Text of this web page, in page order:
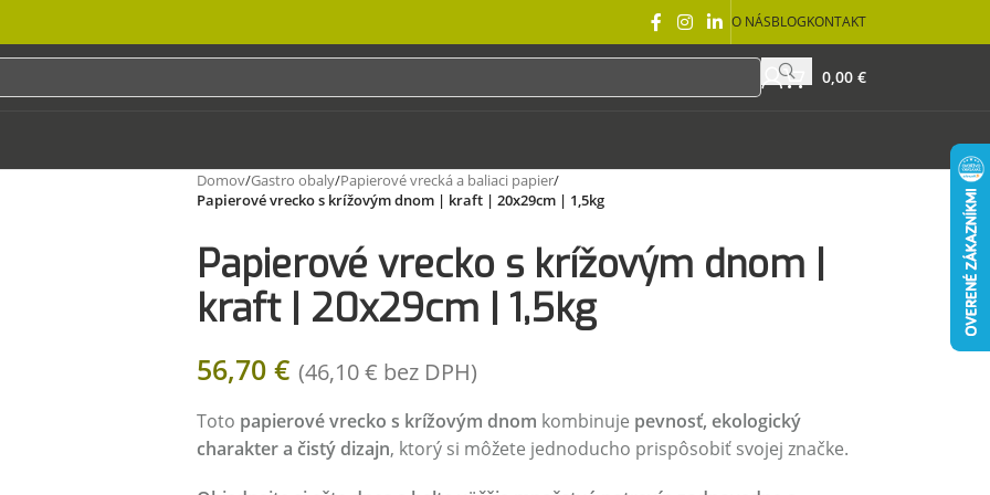
O NÁSBLOGKONTAKT
0,00 €
Domov/Gastro obaly/Papierové vrecká a baliaci papier/
Papierové vrecko s krížovým dnom | kraft | 20x29cm | 1,5kg
Papierové vrecko s krížovým dnom |
kraft | 20x29cm | 1,5kg
56,70 € (46,10€ bez DPH)
Toto papierové vrecko s krížovým dnom kombinuje pevnosť, ekologický
charakter a čistý dizajn, ktorý si môžete jednoducho prispôsobiť svojej značke.